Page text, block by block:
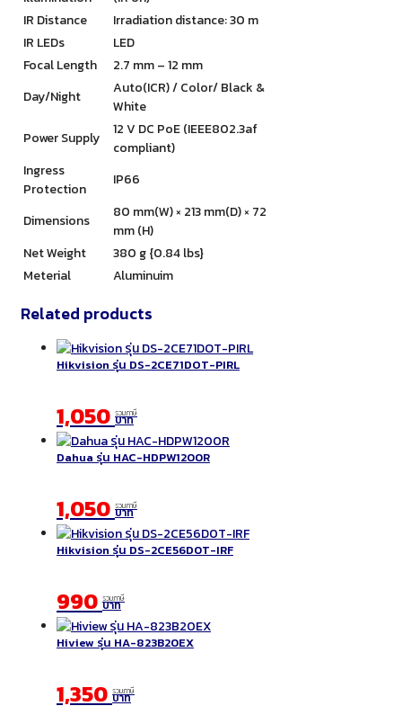
IR Distance
Irradiation distance: 30 m
IR LEDs
LED
Focal Length
2.7 mm – 12 mm
Day/Night
Auto(ICR) / Color/ Black &
White
Power Supply
12 V DC PoE (IEEE802.3af
compliant)
Ingress
Protection
IP66
Dimensions
80 mm(W) × 213 mm(D) × 72
mm (H)
Net Weight
380 g {0.84 lbs}
Meterial
Aluminuim
Related products
Hikvision รุ่น DS-2CE71DOT-PIRL
1,050 รวมภาษี
บาท
Dahua รุ่น HAC-HDPW1200R
1,050 รวมภาษี
บาท
Hikvision รุ่น DS-2CE56D0T-IRF
990 รวมภาษี
บาท
Hiview รุ่น HA-823B20EX
1,350 รวมภาษี
บาท